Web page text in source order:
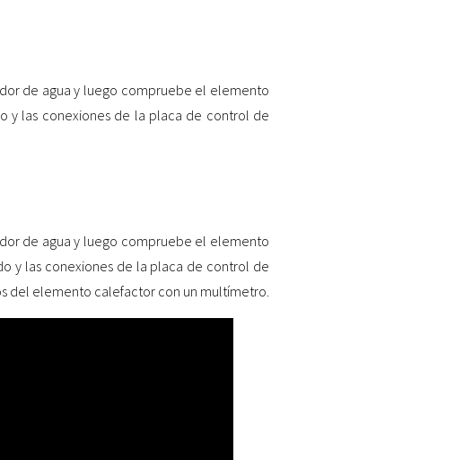
de agua y luego compruebe el elemento
y las conexiones de la placa de control de
de agua y luego compruebe el elemento
y las conexiones de la placa de control de
del elemento calefactor con un multímetro.